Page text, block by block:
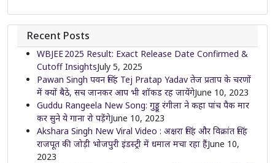
Recent Posts
WBJEE 2025 Result: Exact Release Date Confirmed &
Cutoff InsightsJuly 5, 2025
Pawan Singh पवन सिंह Tej Pratap Yadav तेज प्रताप के चरणों
में क्यों बैठे, सच जानकर आप भी शॉकड रह जायेंगेJune 10, 2023
Guddu Rangeela New Song: गुड्डू रंगीला ने कहा पांच पैक मार
कर सुने ये गाना रो पड़ेंगेJune 10, 2023
Akshara Singh New Viral Video : अक्षरा सिंह और विक्रांत सिंह
राजपूत की जोड़ी भोजपुरी इंडस्ट्री में धमाल मचा रहा हैंJune 10,
2023